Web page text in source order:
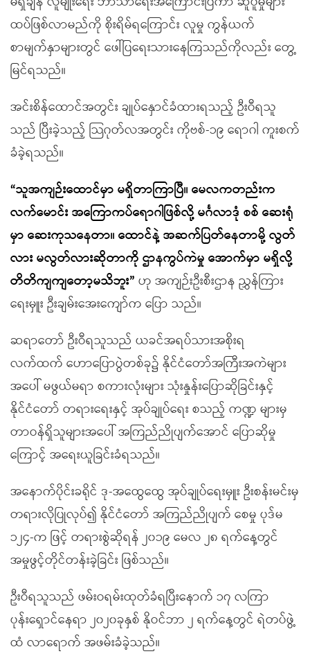
ထပ်ဖြစ်လာမည်ကို စိုးရိမ်ရကြောင်း လူမှု ကွန်ယက်
စာမျက်နှာများတွင် ဖေါ်ပြရေးသားနေကြသည်ကိုလည်း တွေ့
မြင်ရသည်။
အင်းစိန်ထောင်အတွင်း ချုပ်နှောင်ခံထားရသည့် ဦးဝီရသူ
သည် ပြီးခဲ့သည့် သြဂုတ်လအတွင်း ကိုဗစ်-၁၉ ရောဂါ ကူးစက်
ခံခဲ့ရသည်။
“သူအကျဉ်းထောင်မှာ မရှိတာကြာပြီ။ မေလကတည်းက
လက်မောင်း အကြောကပ်ရောဂါဖြစ်လို့ မင်္ဂလာဒုံ စစ် ဆေးရုံ
မှာ ဆေးကုသနေတာ။ ထောင်နဲ့ အဆက်ပြတ်နေတာမို့ လွတ်
လား မလွတ်လားဆိုတာကို ဌာနကွပ်ကဲမှု အောက်မှာ မရှိလို့
တိတိကျကျတော့မသိဘူး” ဟု အကျဉ်းဦးစီးဌာန ညွှန်ကြား
ရေးမှူး ဦးချမ်းအေးကျော်က ပြော သည်။
ဆရာတော် ဦးဝီရသူသည် ယခင်အရပ်သားအစိုးရ
လက်ထက် ဟောပြောပွဲတစ်ခု၌ နိုင်ငံတော်အကြီးအကဲများ
အပေါ် မဖွယ်မရာ စကားလုံးများ သုံးနှုန်းပြောဆိုခြင်းနှင့်
နိုင်ငံတော် တရားရေးနှင့် အုပ်ချုပ်ရေး စသည့် ကဏ္ဍ များမှ
တာဝန်ရှိသူများအပေါ် အကြည်ညိုပျက်အောင် ပြောဆိုမှု
ကြောင့် အရေးယူခြင်းခံရသည်။
အနောက်ပိုင်းခရိုင် ဒု-အထွေထွေ အုပ်ချုပ်ရေးမှူး ဦးစန်းမင်းမှ
တရားလိုပြုလုပ်၍ နိုင်ငံတော် အကြည်ညိုပျက် စေမှု ပုဒ်မ
၁၂၄-က ဖြင့် တရားစွဲဆိုရန် ၂၀၁၉ မေလ ၂၈ ရက်နေ့တွင်
အမှုဖွင့်တိုင်တန်းခဲ့ခြင်း ဖြစ်သည်။
ဦးဝီရသူသည် ဖမ်းဝရမ်းထုတ်ခံရပြီးနောက် ၁၇ လကြာ
ပုန်းရှောင်နေရာ ၂၀၂၀ခုနှစ် နိုဝင်ဘာ ၂ ရက်နေ့တွင် ရဲတပ်ဖွဲ့
ထံ လာရောက် အဖမ်းခံခဲ့သည်။